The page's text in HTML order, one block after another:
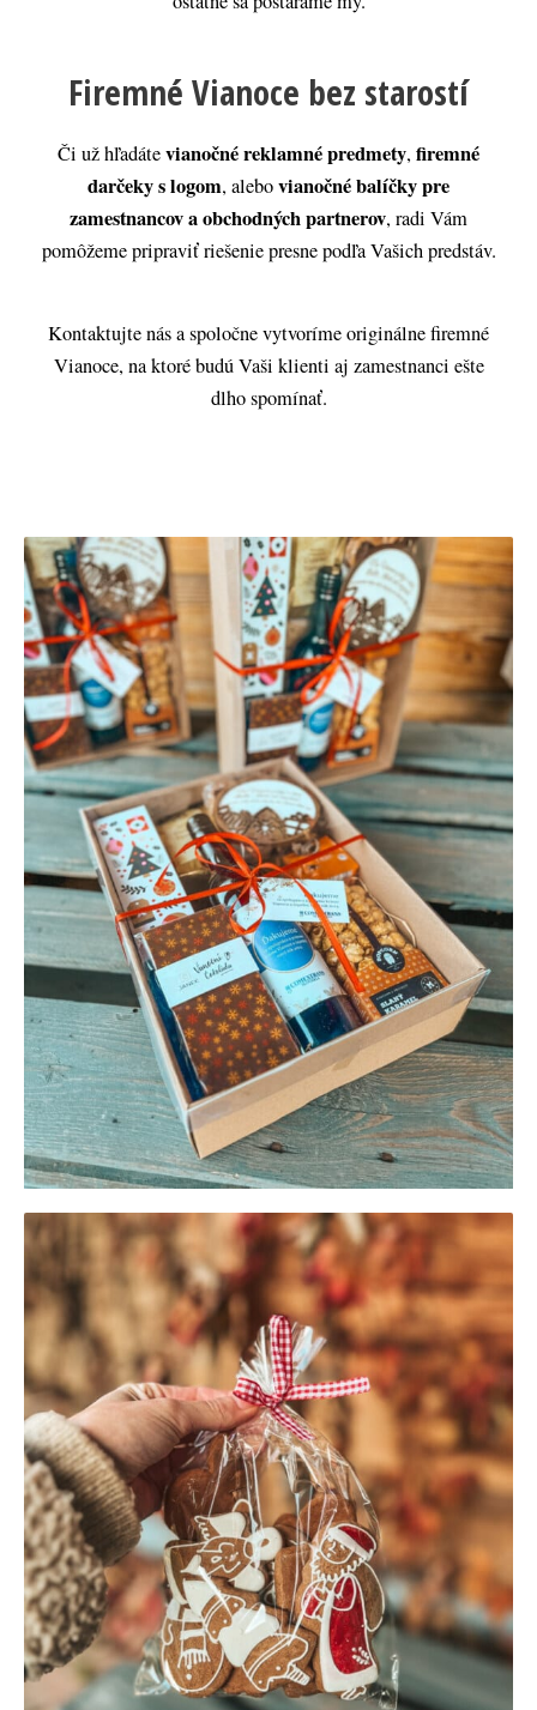
Firemné Vianoce bez starostí
Či už hľadátevianočné reklamné predmety, firemné
darčeky s logom, alebovianočné balíčky pre
zamestnancov a obchodných partnerov, radi Vám
pomôžeme pripraviť riešenie presne podľa Vašich predstáv.
Kontaktujte nás a spoločne vytvoríme originálne firemné
Vianoce, na ktoré budú Vaši klienti aj zamestnanci ešte
dlho spomínať.